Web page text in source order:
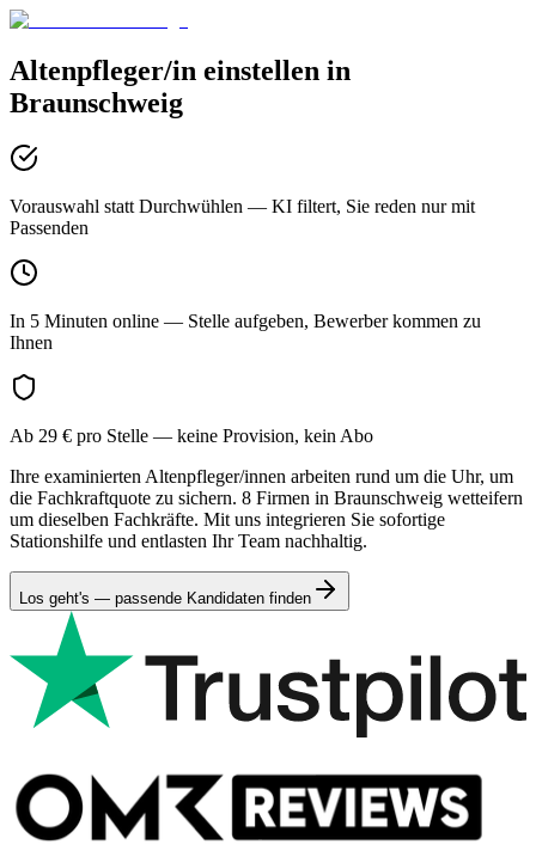
Altenpfleger/in einstellen in
Braunschweig
Vorauswahl statt Durchwühlen — KI filtert, Sie reden nur mit
Passenden
In 5 Minuten online — Stelle aufgeben, Bewerber kommen zu
Ihnen
Ab 29 € pro Stelle — keine Provision, kein Abo
Ihre examinierten Altenpfleger/innen arbeiten rund um die Uhr, um
die Fachkraftquote zu sichern. 8 Firmen in Braunschweig wetteifern
um dieselben Fachkräfte. Mit uns integrieren Sie sofortige
Stationshilfe und entlasten Ihr Team nachhaltig.
Los geht's — passende Kandidaten finden